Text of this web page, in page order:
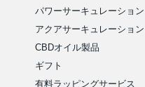
パワーサーキュレーション
アクアサーキュレーション
CBDオイル製品
ギフト
有料ラッピングサービス